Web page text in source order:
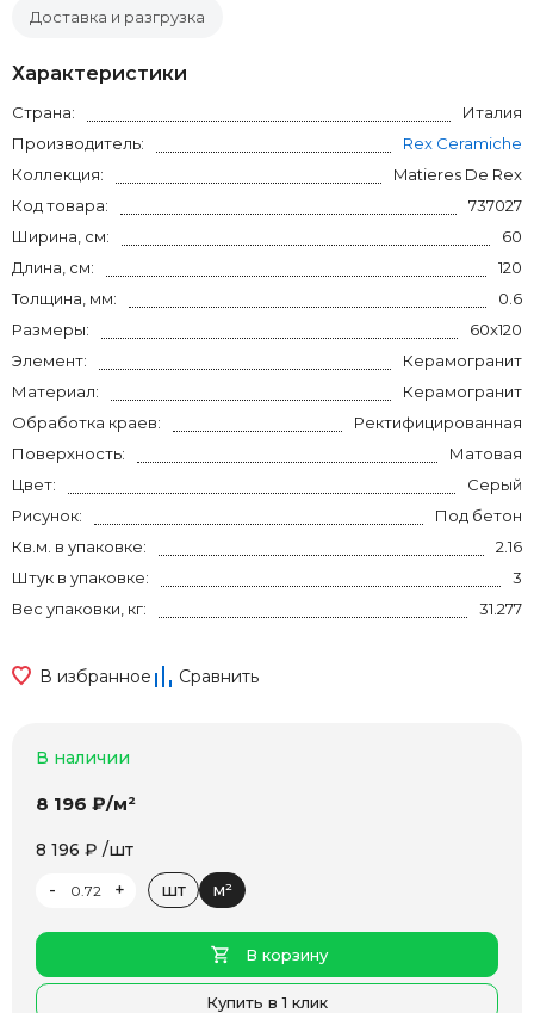
Доставка и разгрузка
Характеристики
Страна:
Италия
Производитель:
Rex Ceramiche
Коллекция:
Matieres De Rex
Код товара:
737027
Ширина, см:
60
Длина, см:
120
Толщина, мм:
0.6
Размеры:
60x120
Элемент:
Керамогранит
Материал:
Керамогранит
Обработка краев:
Ректифицированная
Поверхность:
Матовая
Цвет:
Серый
Рисунок:
Под бетон
Кв.м. в упаковке:
2.16
Штук в упаковке:
3
Вес упаковки, кг:
31.277
В избранное Сравнить
В наличии
8 196 ₽/м²
8 196 ₽ /шт
-
+ шт м²
В корзину
Купить в 1 клик